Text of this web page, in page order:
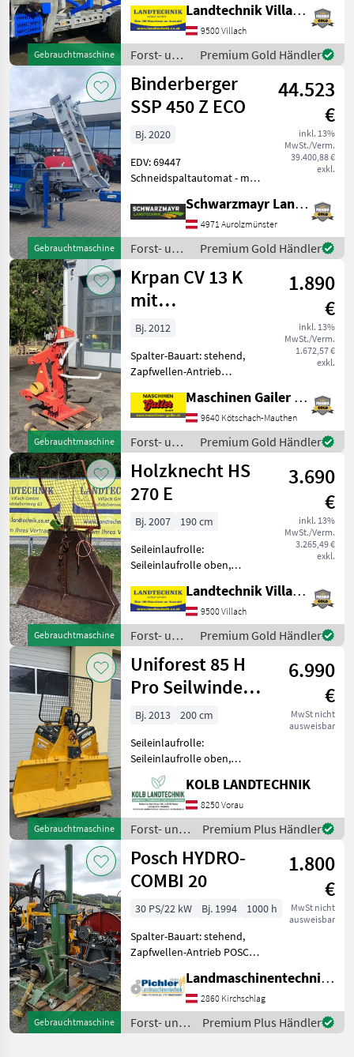
Gebrauchtmaschine
Rungenpaare: 3
Rungenpaare,
Kransteuerung:
Kreuzhebelsteuerung,
Triebachsen: 2 Achsen,
Bauartgeschwindigkeit
(km/h
Landtechnik Villach GmbH
9500 Villach
Forst- und
Holztechnik
/
Binderberger
Premium Gold Händler
Gebrauchtmaschine
Binderberger
SSP 450 Z ECO
44.523
€
inkl. 13%
MwSt./Verm.
39.400,88 €
exkl.
Bj. 2020
EDV: 69447
Schneidspaltautomat - mit
2020 Baujahr - mit Fahrwerk
- mit mechanisch
klappbaren Förderband 4,
40m - mit Zapfwelle
Schwarzmayr Landtechnik GmbH - Aurolzmünster
4971 Aurolzmünster
Forst- und
Holztechnik
/
Binderberger
Premium Gold Händler
Gebrauchtmaschine
Krpan CV 13 K
mit
Zapfwellenantrieb
1.890
€
inkl. 13%
MwSt./Verm.
1.672,57 €
exkl.
Bj. 2012
Spalter-Bauart: stehend,
Zapfwellen-Antrieb
Spaltkraft 13 to - Spaltlänge
bis zu 110 cm -
Zapfwellenantrieb -
Gelenkwelle - mechanisch
Maschinen Gailer GmbH
9640 Kötschach-Mauthen
Forst- und
Holztechnik
/ Krpan
Premium Gold Händler
Gebrauchtmaschine
Holzknecht HS
270 E
3.690
€
inkl. 13%
MwSt./Verm.
3.265,49 €
exkl.
Bj. 2007
190 cm
Seileinlaufrolle:
Seileinlaufrolle oben,
elektrohydr. Bedienung,
Schutzgitter Holzknecht
Seilwinde 270 E, Elektrische
Bedienung, 6 t Zugkraft, Sc
Landtechnik Villach GmbH
9500 Villach
Forst- und
Holztechnik
/
Holzknecht
Premium Gold Händler
Gebrauchtmaschine
Uniforest 85 H
Pro Seilwinde
Funkseilwinde
Forst
6.990
€
MwSt nicht
ausweisbar
Bj. 2013
200 cm
Seileinlaufrolle:
Seileinlaufrolle oben,
Zugleistung: 8, 5 Tonnen,
elektrohydr. Bedienung,
Schutzgitter, Funk,
Untersetzung ++KOLB
LANDTECHNIK++
✅UNIFOREST 85 H PRO Fun
KOLB LANDTECHNIK
8250 Vorau
Forst- und
Holztechnik
/ Uniforest
Premium Plus Händler
Gebrauchtmaschine
Posch HYDRO-
COMBI 20
1.800
€
MwSt nicht
ausweisbar
30 PS/22 kW Bj. 1994
1000 h
Spalter-Bauart: stehend,
Zapfwellen-Antrieb POSCH
inkl. Gelenkwelle Dem Alter
entsprechender Zustand!
Der Holzspalter der Marke
Landmaschinentechnik Pichler GmbH
2860 Kirchschlag
Forst- und
Holztechnik
Premium Plus Händler